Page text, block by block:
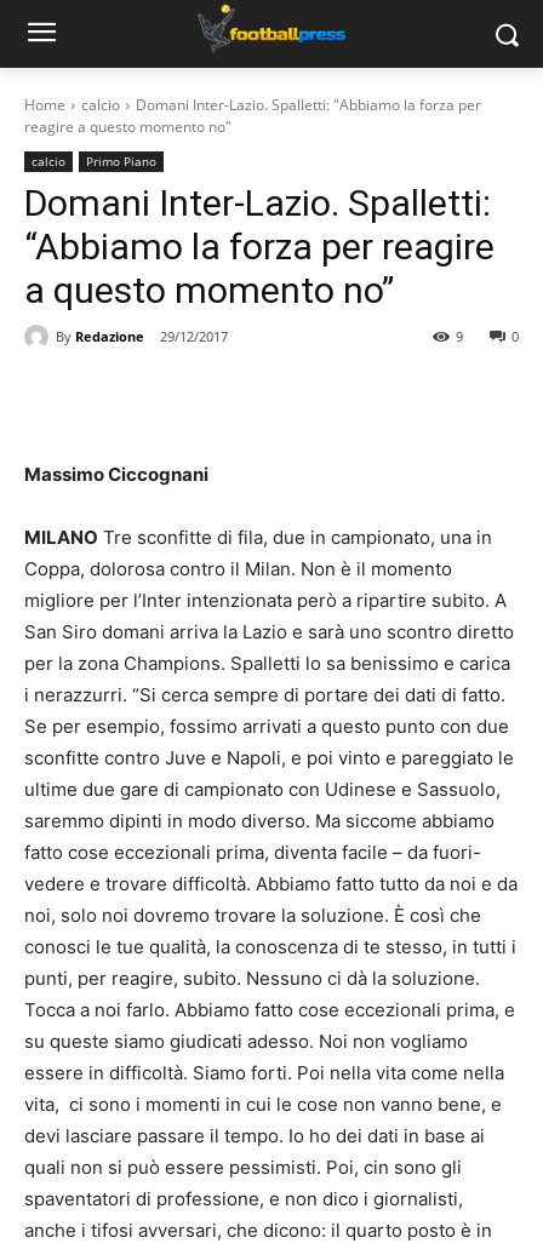
Home calcio
Domani Inter-Lazio. Spalletti: "Abbiamo la forza per
reagire a questo momento no"
calcio Primo Piano
Domani Inter-Lazio. Spalletti:
“Abbiamo la forza per reagire
a questo momento no”
By Redazione 29/12/2017 0
9
Massimo Ciccognani
MILANO Tre sconfitte di fila, due in campionato, una in
Coppa, dolorosa contro il Milan. Non è il momento
migliore per l’Inter intenzionata però a ripartire subito. A
San Siro domani arriva la Lazio e sarà uno scontro diretto
per la zona Champions. Spalletti lo sa benissimo e carica
i nerazzurri. “Si cerca sempre di portare dei dati di fatto.
Se per esempio, fossimo arrivati a questo punto con due
sconfitte contro Juve e Napoli, e poi vinto e pareggiato le
ultime due gare di campionato con Udinese e Sassuolo,
saremmo dipinti in modo diverso. Ma siccome abbiamo
fatto cose eccezionali prima, diventa facile – da fuori-
vedere e trovare difficoltà. Abbiamo fatto tutto da noi e da
noi, solo noi dovremo trovare la soluzione. È così che
conosci le tue qualità, la conoscenza di te stesso, in tutti i
punti, per reagire, subito. Nessuno ci dà la soluzione.
Tocca a noi farlo. Abbiamo fatto cose eccezionali prima, e
su queste siamo giudicati adesso. Noi non vogliamo
essere in difficoltà. Siamo forti. Poi nella vita come nella
vita, ci sono i momenti in cui le cose non vanno bene, e
devi lasciare passare il tempo. Io ho dei dati in base ai
quali non si può essere pessimisti. Poi, cin sono gli
spaventatori di professione, e non dico i giornalisti,
anche i tifosi avversari, che dicono: il quarto posto è in